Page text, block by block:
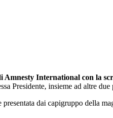
Amnesty International con la
Presidente, insieme ad altre due
presentata dai capigruppo della